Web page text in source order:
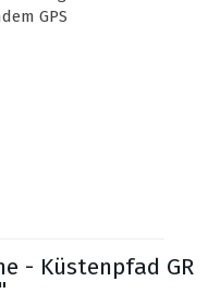
GPS
- Küstenpfad GR